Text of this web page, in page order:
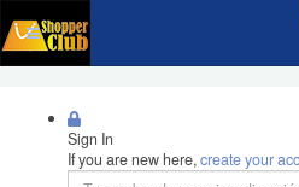
Sign In
If you are new here,create your